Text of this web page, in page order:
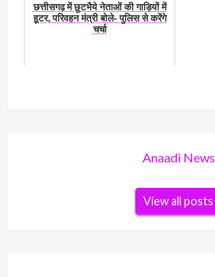
छत्तीसगढ़ में छुटभैये नेताओं की गाड़ियों में
हूटर, परिवहन मंत्री बोले- पुलिस से करेंगे
चर्चा
Anaadi News
View all posts